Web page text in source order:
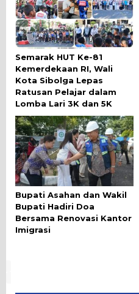
Semarak HUT Ke-81
Kemerdekaan RI, Wali
Kota Sibolga Lepas
Ratusan Pelajar dalam
Lomba Lari 3K dan 5K
Bupati Asahan dan Wakil
Bupati Hadiri Doa
Bersama Renovasi Kantor
Imigrasi